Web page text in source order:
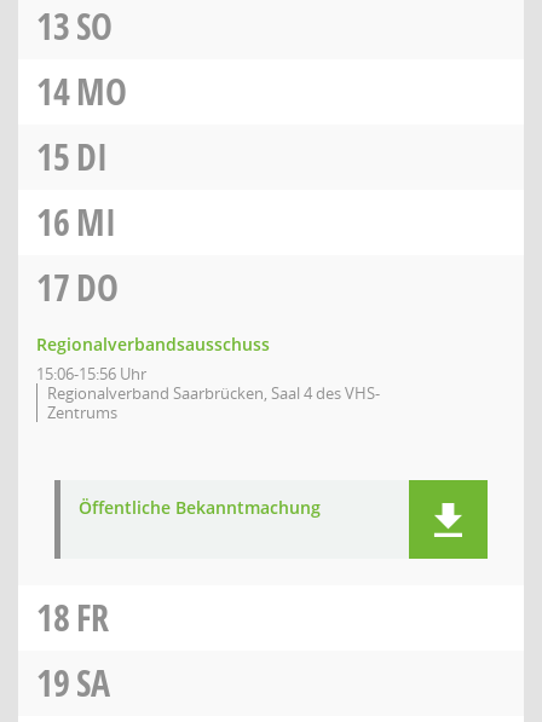
13SO
14MO
15DI
16MI
17DO
Regionalverbandsausschuss
15:06-15:56 Uhr
Regionalverband Saarbrücken, Saal 4 des VHS-
Zentrums
Öffentliche Bekanntmachung
18FR
19SA